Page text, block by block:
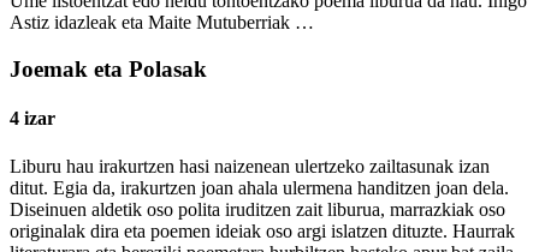
Astiz idazleak eta Maite Mutuberriak …
Joemak eta Polasak
4 izar
Liburu hau irakurtzen hasi naizenean ulertzeko zailtasunak izan
ditut. Egia da, irakurtzen joan ahala ulermena handitzen joan dela.
Diseinuen aldetik oso polita iruditzen zait liburua, marrazkiak oso
originalak dira eta poemen ideiak oso argi islatzen dituzte. Haurrak